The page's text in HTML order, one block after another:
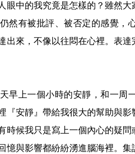
眼中的我究竟是怎樣的？雖然
然有被批評、被否定的感覺，
出來，不像以往悶在心裡。表
早上一個小時的安靜，和一周
『安靜』帶給我很大的幫助與
時候我只是寫上一個內心的疑
憶與影響都紛紛湧進腦海裡。